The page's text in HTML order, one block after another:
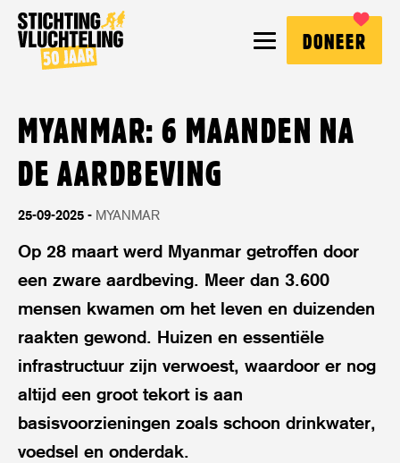
DONEER
MYANMAR: 6 MAANDEN NA
DE AARDBEVING
25-09-2025 MYANMAR
Op 28 maart werd Myanmar getroffen door
een zware aardbeving. Meer dan 3.600
mensen kwamen om het leven en duizenden
raakten gewond. Huizen en essentiële
infrastructuur zijn verwoest, waardoor er nog
altijd een groot tekort is aan
basisvoorzieningen zoals schoon drinkwater,
voedsel en onderdak.